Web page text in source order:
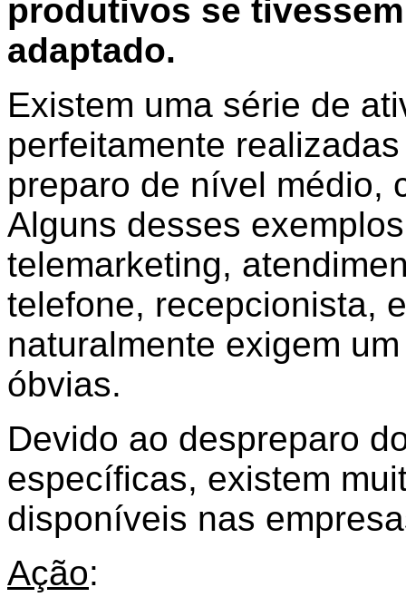
produtivos se
adaptado.
Existem uma série de
perfeitamente
preparo de nível médio,
Alguns desses
telemarketing,
telefone, recepcionista,
naturalmente exigem
óbvias.
Devido ao despreparo
específicas, existem
disponíveis nas
Ação: